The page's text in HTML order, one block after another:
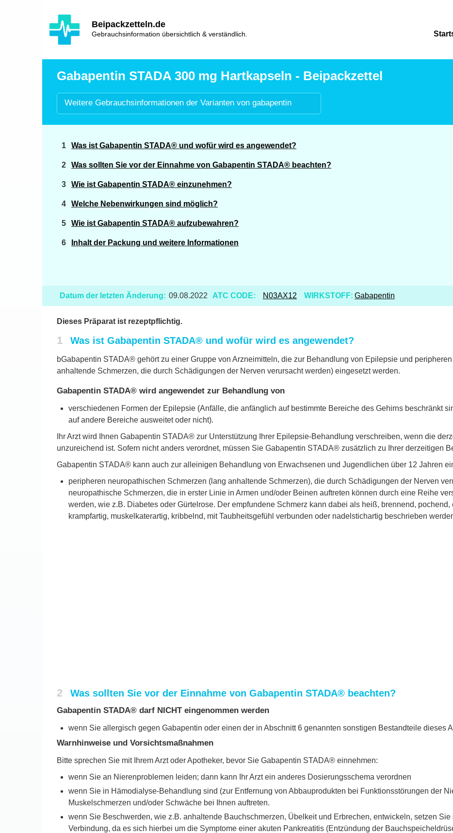
Beipackzetteln.de
Gebrauchsinformation übersichtlich & verständlich.
Hlavní
navigace
Gabapentin STADA 300 mg Hartkapseln - Beipackzettel
Weitere Gebrauchsinformationen der Varianten von gabapentin
Was ist Gabapentin STADA® und wofür wird es angewendet?
Was sollten Sie vor der Einnahme von Gabapentin STADA® beachten?
Wie ist Gabapentin STADA® einzunehmen?
Welche Nebenwirkungen sind möglich?
Wie ist Gabapentin STADA® aufzubewahren?
Inhalt der Packung und weitere Informationen
Datum der letzten Änderung: 09.08.2022 ATC CODE: N03AX12 WIRKSTOFF: Gabapentin
Dieses Präparat ist rezeptpflichtig.
1 Was ist Gabapentin STADA® und wofür wird es angewendet?
bGabapentin STADA® gehört zu einer Gruppe von Arzneimitteln, die zur Behandlung von Epilepsie und
anhaltende Schmerzen, die durch Schädigungen der Nerven verursacht werden) eingesetzt werden.
Gabapentin STADA® wird angewendet zur Behandlung von
verschiedenen Formen der Epilepsie (Anfälle, die anfänglich auf bestimmte Bereiche des Gehirns beschränkt
auf andere Bereiche ausweitet oder nicht).
Ihr Arzt wird Ihnen Gabapentin STADA® zur Unterstützung Ihrer Epilepsie-Behandlung verschreiben, wenn die
unzureichend ist. Sofern nicht anders verordnet, müssen Sie Gabapentin STADA® zusätzlich zu Ihrer derzeitigen
Gabapentin STADA® kann auch zur alleinigen Behandlung von Erwachsenen und Jugendlichen über 12 Jahren
peripheren neuropathischen Schmerzen (lang anhaltende Schmerzen), die durch Schädigungen der Nerven
neuropathische Schmerzen, die in erster Linie in Armen und/oder Beinen auftreten können durch eine Reihe
werden, wie z.B. Diabetes oder Gürtelrose. Der empfundene Schmerz kann dabei als heiß, brennend,
krampfartig, muskelkaterartig, kribbelnd, mit Taubheitsgefühl verbunden oder nadelstichartig beschrieben
2 Was sollten Sie vor der Einnahme von Gabapentin STADA® beachten?
Gabapentin STADA® darf NICHT eingenommen werden
wenn Sie allergisch gegen Gabapentin oder einen der in Abschnitt 6 genannten sonstigen Bestandteile dieses
Warnhinweise und Vorsichtsmaßnahmen
Bitte sprechen Sie mit Ihrem Arzt oder Apotheker, bevor Sie Gabapentin STADA® einnehmen:
wenn Sie an Nierenproblemen leiden; dann kann Ihr Arzt ein anderes Dosierungsschema verordnen
wenn Sie in Hämodialyse-Behandlung sind (zur Entfernung von Abbauprodukten bei Funktionsstörungen der
Muskelschmerzen und/oder Schwäche bei Ihnen auftreten.
wenn Sie Beschwerden, wie z.B. anhaltende Bauchschmerzen, Übelkeit und Erbrechen, entwickeln, setzen Sie
Verbindung, da es sich hierbei um die Symptome einer akuten Pankreatitis (Entzündung der